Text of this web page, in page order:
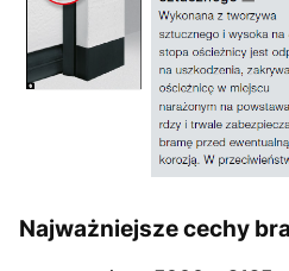
Najważniejsze cechy